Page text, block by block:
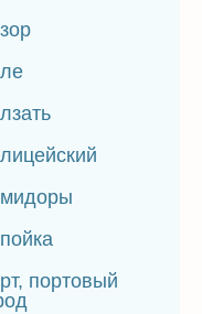
портовый